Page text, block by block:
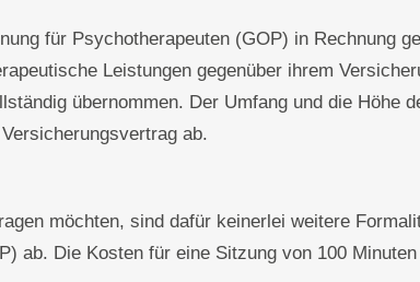
für Psychotherapeuten (GOP) in Rechnung
Leistungen gegenüber ihrem
übernommen. Der Umfang und die Höhe
ab.
möchten, sind dafür keinerlei weitere
ab. Die Kosten für eine Sitzung von 100